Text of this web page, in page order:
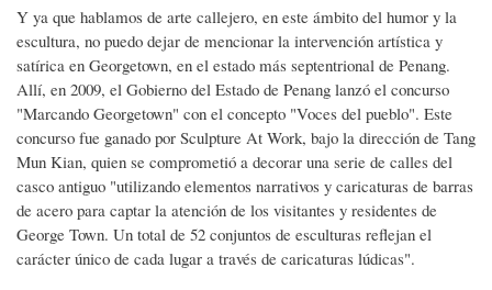
Y ya que hablamos de arte callejero, en este ámbito del humor y la
escultura, no puedo dejar de mencionar la intervención artística y
satírica en Georgetown, en el estado más septentrional de Penang.
Allí, en 2009, el Gobierno del Estado de Penang lanzó el concurso
"Marcando Georgetown" con el concepto "Voces del pueblo". Este
concurso fue ganado por Sculpture At Work, bajo la dirección de Tang
Mun Kian, quien se comprometió a decorar una serie de calles del
casco antiguo "utilizando elementos narrativos y caricaturas de barras
de acero para captar la atención de los visitantes y residentes de
George Town. Un total de 52 conjuntos de esculturas reflejan el
carácter único de cada lugar a través de caricaturas lúdicas".